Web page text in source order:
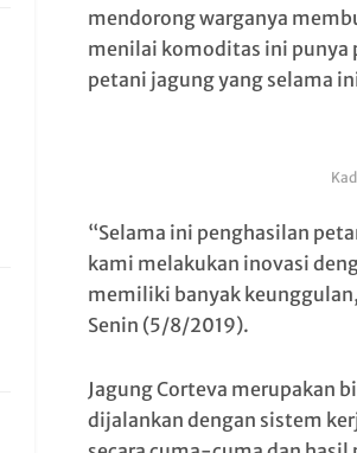
mendorong warganya
menilai komoditas ini punya
petani jagung yang selama
“Selama ini penghasilan
kami melakukan inovasi
memiliki banyak
Senin (5/8/2019).
Jagung Corteva merupakan
dijalankan dengan sistem